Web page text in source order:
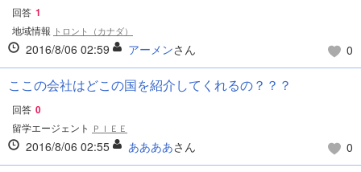
回答 1
地域情報 トロント（カナダ）
2016/8/06 02:59 アーメンさん 0
ここの会社はどこの国を紹介してくれるの？？？
回答 0
留学エージェント ＰＩＥＥ
2016/8/06 02:55 ああああさん 0